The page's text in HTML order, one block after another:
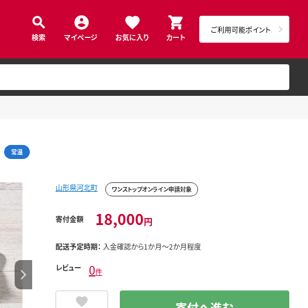
検索 マイページ お気に入り カート
ご利用可能ポイント
常温
山形県河北町 ワンストップオンライン申請対象
寄付金額 18,000円
配送予定時期： 入金確認から1か月～2か月程度
レビュー 0件